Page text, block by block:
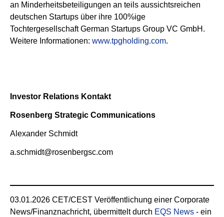
an Minderheitsbeteiligungen an teils aussichtsreichen
deutschen Startups über ihre 100%ige
Tochtergesellschaft German Startups Group VC GmbH.
Weitere Informationen: www.tpgholding.com.
Investor Relations Kontakt
Rosenberg Strategic Communications
Alexander Schmidt
a.schmidt@rosenbergsc.com
03.01.2026 CET/CEST Veröffentlichung einer Corporate
News/Finanznachricht, übermittelt durch EQS News - ein